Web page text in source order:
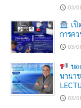
03/
เปิ
การค
03/
ขอ
นานา
03/